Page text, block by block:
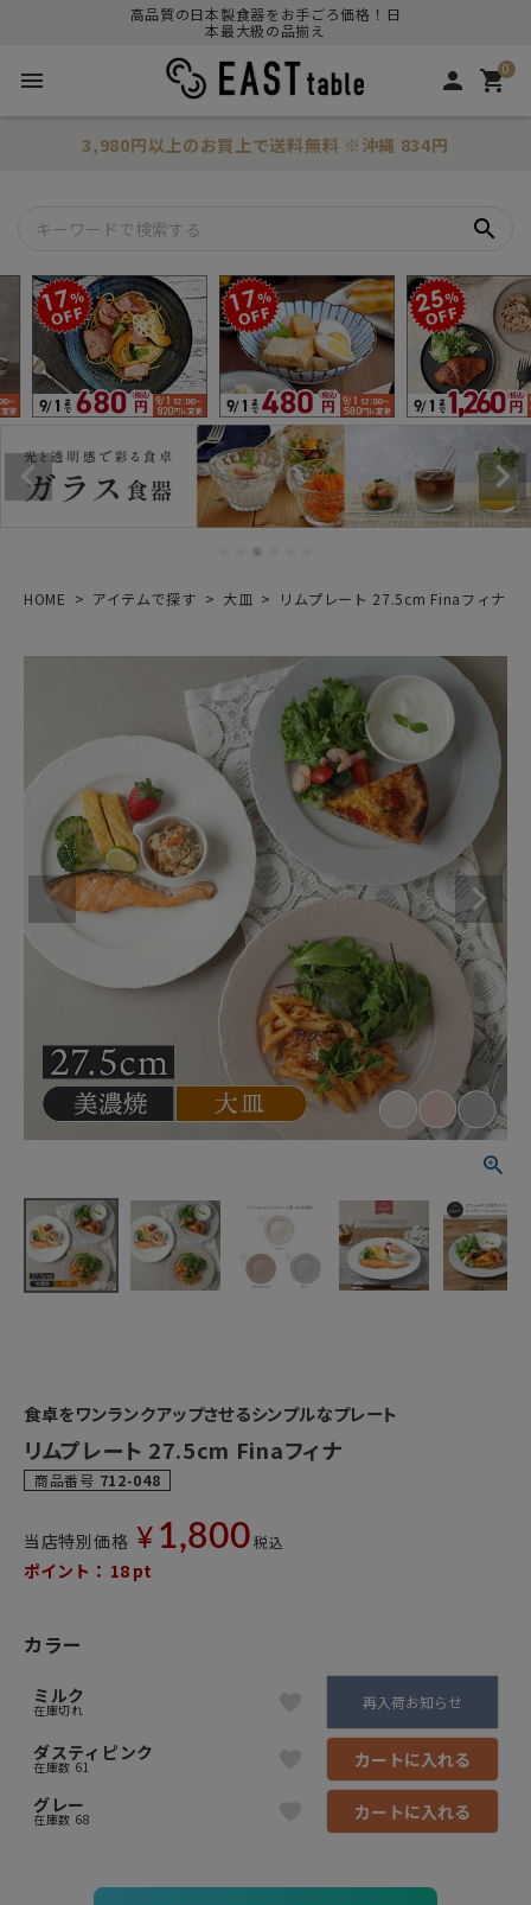
高品質の日本製食器をお手ごろ価格！日
本最大級の品揃え
menu person 0
shopping_cart
3,980円以上のお買上で送料無料 ※沖縄 834円
search
HOME アイテムで探す 大皿 リムプレート 27.5cm Finaフィナ
食卓をワンランクアップさせるシンプルなプレート
リムプレート 27.5cm Finaフィナ
商品番号 712-048
当店特別価格 ¥ 1,800 税込
ポイント： 18 pt
カラー
ミルク
在庫切れ 再入荷お知らせ
ダスティピンク
在庫数 61
カートに入れる
グレー
在庫数 68 カートに入れる